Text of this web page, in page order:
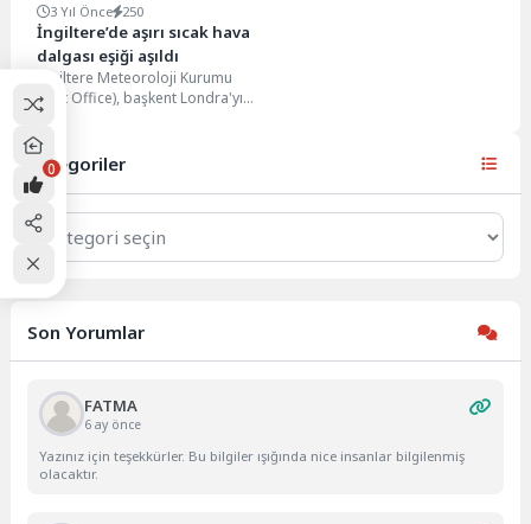
3 Yıl Önce 250
İngiltere’de aşırı sıcak hava
dalgası eşiği aşıldı
İngiltere Meteoroloji Kurumu
(Met Office), başkent Londra'yı
da içine alan bazı bölgelerde
aşırı sıcak hava...
Kategoriler
Kategoriler
Son Yorumlar
FATMA
6 ay önce
Yazınız için teşekkürler. Bu bilgiler ışığında nice insanlar bilgilenmiş
olacaktır.
0